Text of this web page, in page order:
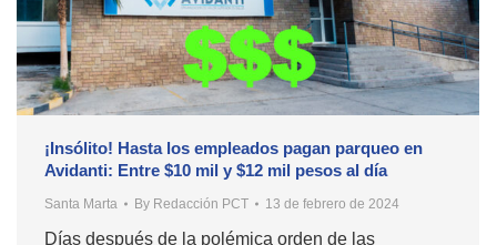
¡Insólito! Hasta los empleados pagan parqueo en
Avidanti: Entre $10 mil y $12 mil pesos al día
Santa Marta By Redacción PCT 13 de febrero de 2024
Días después de la polémica orden de las